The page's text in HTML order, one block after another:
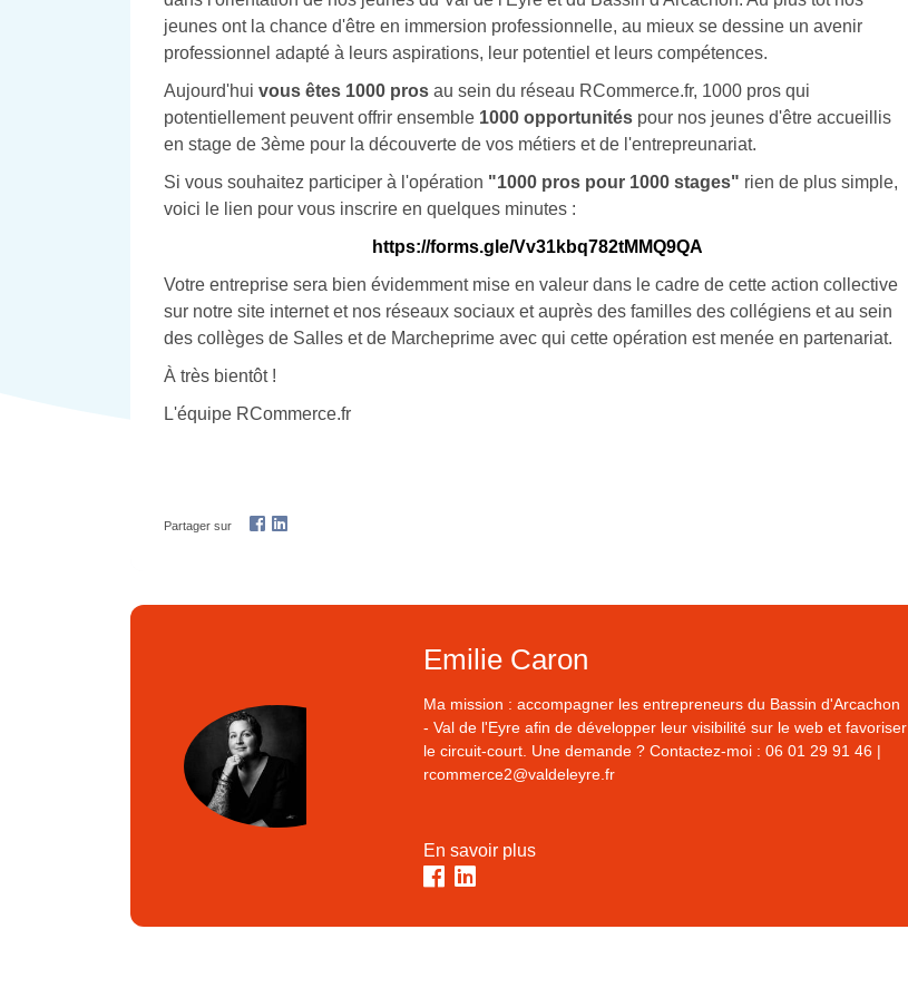
jeunes ont la chance d'être en immersion professionnelle, au mieux se dessine un avenir
professionnel adapté à leurs aspirations, leur potentiel et leurs compétences.
Aujourd'hui vous êtes 1000 pros au sein du réseau RCommerce.fr, 1000 pros qui
potentiellement peuvent offrir ensemble 1000 opportunités pour nos jeunes d'être accueillis
en stage de 3ème pour la découverte de vos métiers et de l'entrepreunariat.
Si vous souhaitez participer à l'opération "1000 pros pour 1000 stages" rien de plus simple,
voici le lien pour vous inscrire en quelques minutes :
https://forms.gle/Vv31kbq782tMMQ9QA
Votre entreprise sera bien évidemment mise en valeur dans le cadre de cette action collective
sur notre site internet et nos réseaux sociaux et auprès des familles des collégiens et au sein
des collèges de Salles et de Marcheprime avec qui cette opération est menée en partenariat.
À très bientôt !
L'équipe RCommerce.fr
Partager sur
Emilie Caron
Ma mission : accompagner les entrepreneurs du Bassin d'Arcachon
- Val de l'Eyre afin de développer leur visibilité sur le web et favoriser
le circuit-court. Une demande ? Contactez-moi : 06 01 29 91 46 |
rcommerce2@valdeleyre.fr
En savoir plus